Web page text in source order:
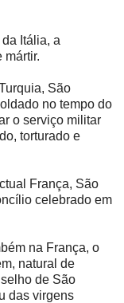
Itália, a
mártir.
São
no tempo do
o serviço militar
torturado e
França, São
celebrado em
na França, o
natural de
de São
das virgens